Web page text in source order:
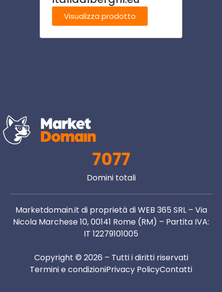
Visualizza prodotto
7077
Domini totali
Marketdomain.it di proprietà di WEB 365 SRL – Via
Nicola Marchese 10, 00141 Rome (RM) – Partita IVA:
IT 12279101005
Copyright © 2026 – Tutti i diritti riservati
Termini e condizioniPrivacy PolicyContatti